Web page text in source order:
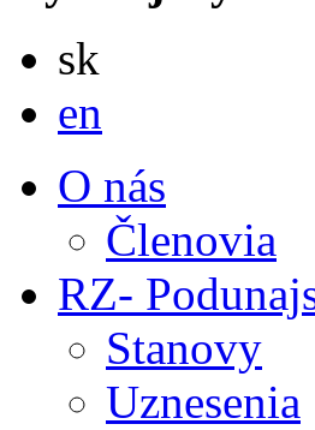
sk
en
O nás
Členovia
RZ-
Stanovy
Uznesenia